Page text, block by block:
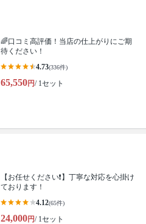
🌈口コミ高評価！当店の仕上がりにご期
待ください！
4.73(336件)
65,550円/ 1セット
【お任せください❗️】丁寧な対応を心掛け
ております！
4.12(65件)
24,000円/ 1セット